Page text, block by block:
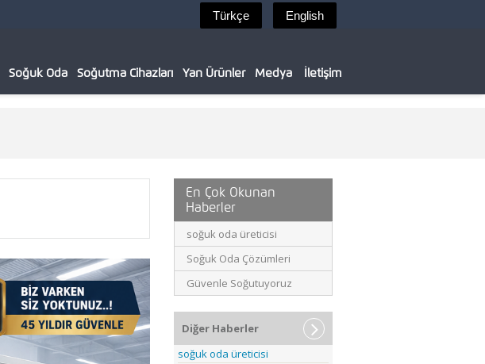
Soğuk Oda Soğutma Cihazları Yan Ürünler Medya İletişim
En Çok Okunan
Haberler
soğuk oda üreticisi
Soğuk Oda Çözümleri
Güvenle Soğutuyoruz
Diğer Haberler
soğuk oda üreticisi